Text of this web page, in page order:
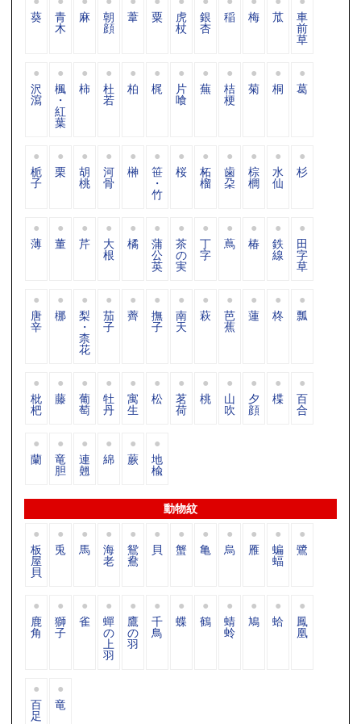
葵 青
木
麻 朝
顔
葦 粟 虎
杖
銀
杏
稲 梅 苽 車
前
草
沢
瀉
楓
・
紅
葉
柿 杜
若
柏 梶 片
喰
蕪 桔
梗
菊 桐 葛
栀
子
栗 胡
桃
河
骨
榊 笹
・
竹
桜 柘
榴
歯
朶
棕
櫚
水
仙
杉
薄 董 芹 大
根
橘 蒲
公
英
茶
の
実
丁
字
蔦 椿 鉄
線
田
字
草
唐
辛
梛 梨
・
柰
花
茄
子
薺 撫
子
南
天
萩 芭
蕉
蓮 柊 瓢
枇
杷
藤 葡
萄
牡
丹
寓
生
松 茗
荷
桃 山
吹
夕
顔
楪 百
合
蘭 竜
胆
連
翹
綿 蕨 地
楡
動物紋
板
屋
貝
兎 馬 海
老
鴛
鴦
貝 蟹 亀 烏 雁 蝙
蝠
鷺
鹿
角
獅
子
雀 蟬
の
上
羽
鷹
の
羽
千
鳥
蝶 鶴 蜻
蛉
鳩 蛤 鳳
凰
百
足
竜